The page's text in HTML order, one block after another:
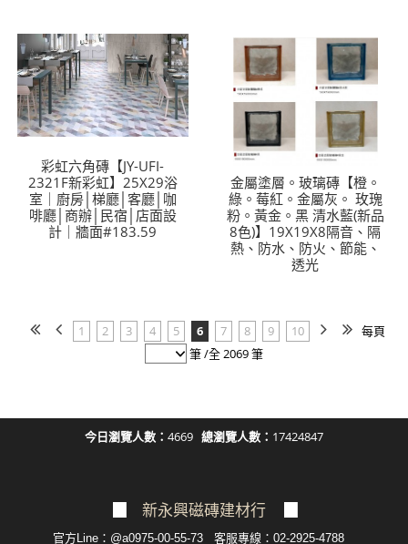
彩虹六角磚【JY-UFI-
2321F新彩虹】25X29浴
室｜廚房│梯廳│客廳│咖
啡廳│商辦│民宿│店面設
計｜牆面#183.59
金屬塗層。玻璃磚【橙。
綠。莓紅。金屬灰。 玫瑰
粉。黃金。黑 清水藍(新品
8色)】19X19X8隔音、隔
熱、防水、防火、節能、
透光
1 2 3 4 5 6 7 8 9 10
每頁
筆 /全 2069 筆
今日瀏覽人數： 4669 總瀏覽人數： 17424847
新永興磁磚建材行
官方Line：@a0975-00-55-73 客服專線：02-2925-4788